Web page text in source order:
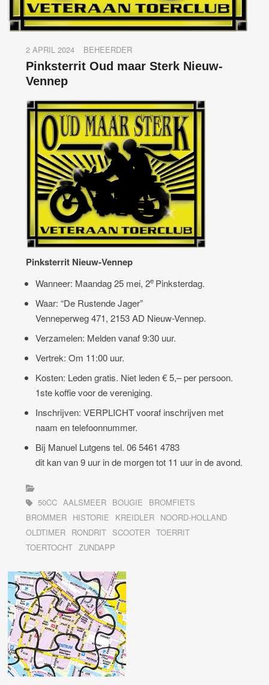
2 APRIL 2024 BEHEERDER
Pinksterrit Oud maar Sterk Nieuw-
Vennep
Pinksterrit Nieuw-Vennep
Wanneer: Maandag 25 mei, 2e Pinksterdag.
Waar: “De Rustende Jager”
Venneperweg 471, 2153 AD Nieuw-Vennep.
Verzamelen: Melden vanaf 9:30 uur.
Vertrek: Om 11:00 uur.
Kosten: Leden gratis. Niet leden € 5,– per persoon.
1ste koffie voor de vereniging.
Inschrijven: VERPLICHT vooraf inschrijven met
naam en telefoonnummer.
Bij Manuel Lutgens tel. 06 5461 4783
dit kan van 9 uur in de morgen tot 11 uur in de avond.
50CC AALSMEER BOUGIE
BROMFIETS
BROMMER HISTORIE KREIDLER NOORD-HOLLAND
OLDTIMER RONDRIT SCOOTER TOERRIT
TOERTOCHT ZUNDAPP